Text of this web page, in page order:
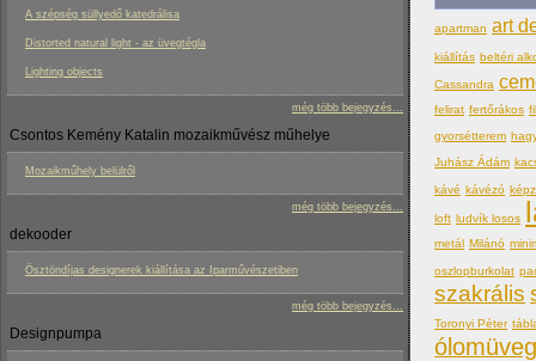
A szépség süllyedő katedrálisa
Distorted natural light - az üvegtégla
Lighting objects
még több bejegyzés...
Csontos Kemény Katalin mozaikművész műhelye
Mozaikműhely belülről
még több bejegyzés...
dekooder
Ösztöndíjas designerek kiállítása az Iparművészetiben
még több bejegyzés...
Designpumpa
apartman art
kiállítás beltéri
Cassandra
felirat fertőrákos
gyorsétterem
Juhász Ádám
kávé kávézó
loft ludvík losos
metál Milánó
oszlopburkolat
szakrális
Toronyi Péter
ólomüveg